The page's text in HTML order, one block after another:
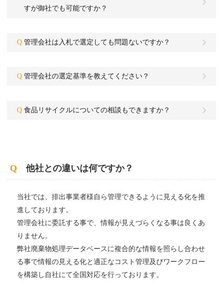
すが御社でも可能ですか？
Q 管理会社は入札で選定しても問題ないですか？
Q 管理会社の選定基準を教えてください？
Q 食品リサイクルについての相談もできますか？
Q 他社との違いは何ですか？
当社では、排出事業者様自ら管理できるように見える化を推
進しております。
管理会社に委託する事で、情報が見えづらくなる事は良くあ
りません。
弊社廃棄物処理データベースに複合的な情報を照らし合わせ
る事で情報の見える化と適正なコスト管理及びワークフロー
を構築し自社にて全国対応を行っております。